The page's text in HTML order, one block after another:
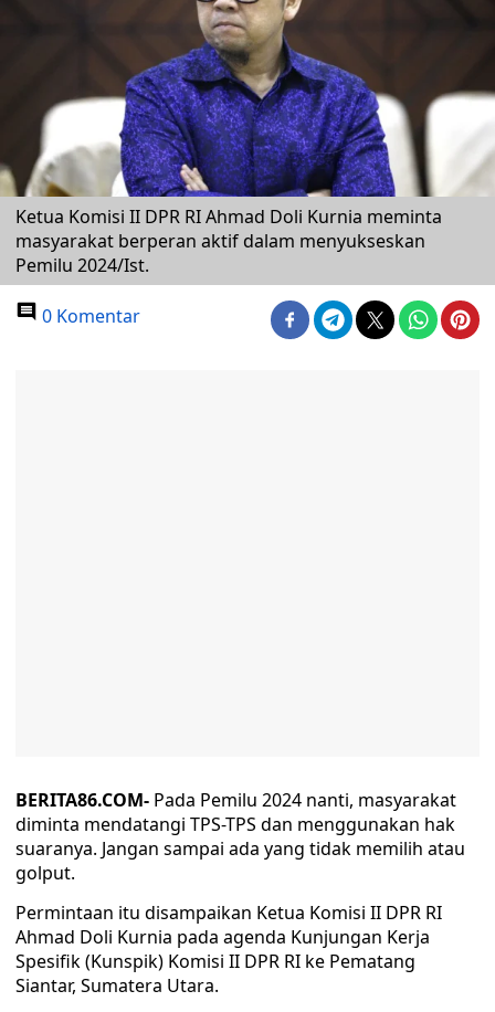
Ketua Komisi II DPR RI Ahmad Doli Kurnia meminta
masyarakat berperan aktif dalam menyukseskan
Pemilu 2024/Ist.
0 Komentar
BERITA86.COM- Pada Pemilu 2024 nanti, masyarakat
diminta mendatangi TPS-TPS dan menggunakan hak
suaranya. Jangan sampai ada yang tidak memilih atau
golput.
Permintaan itu disampaikan Ketua Komisi II DPR RI
Ahmad Doli Kurnia pada agenda Kunjungan Kerja
Spesifik (Kunspik) Komisi II DPR RI ke Pematang
Siantar, Sumatera Utara.